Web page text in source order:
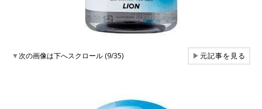
▼次の画像は下へスクロール (9/35) ▶元記事を見る